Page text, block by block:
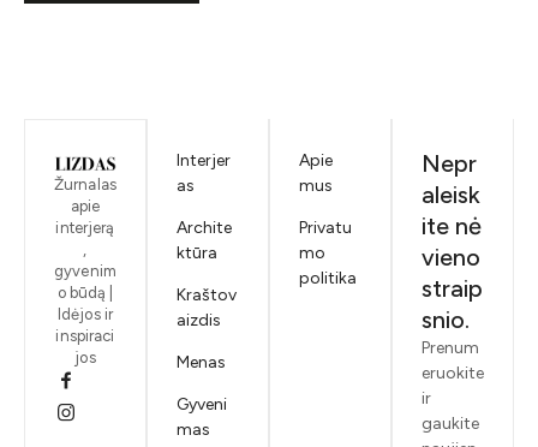
Žurnalas
apie
interjerą
,
gyvenim
o būdą |
Idėjos ir
inspiraci
jos
Interjer
as
Archite
ktūra
Kraštov
aizdis
Menas
Gyveni
mas
Apie
mus
Privatu
mo
politika
Nepr
aleisk
ite nė
vieno
straip
snio.
Prenum
eruokite
ir
gaukite